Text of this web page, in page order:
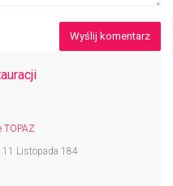
TOPAZ
11 Listopada 184